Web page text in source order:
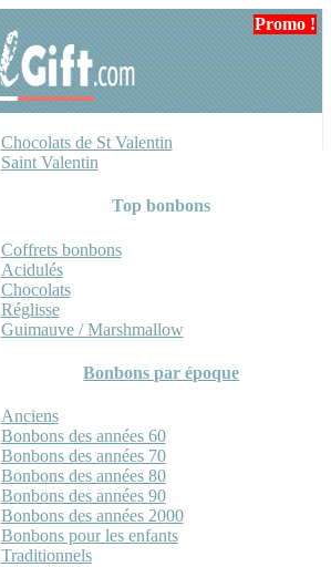
Chocolats de St Valentin
Saint Valentin
Top bonbons
Coffrets bonbons
Acidulés
Chocolats
Réglisse
Guimauve / Marshmallow
Bonbons par époque
Anciens
Bonbons des années 60
Bonbons des années 70
Bonbons des années 80
Bonbons des années 90
Bonbons des années 2000
Bonbons pour les enfants
Traditionnels
Promo !
Promo !